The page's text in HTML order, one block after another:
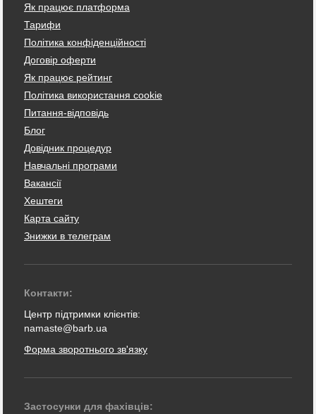
Як працює платформа
Тарифи
Політика конфіденційності
Договір оферти
Як працює рейтинг
Політика використання cookie
Питання-відповідь
Блог
Довідник процедур
Навчальні програми
Вакансії
Хештеги
Карта сайту
Знижки в телеграм
Контакти:
Центр підтримки клієнтів:
namaste@barb.ua
Форма зворотнього зв'язку
Застосунки для фахівців: